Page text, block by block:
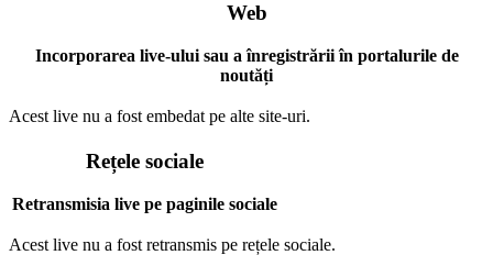
Web
Incorporarea live-ului sau a înregistrării în portalurile de
noutăți
Acest live nu a fost embedat pe alte site-uri.
Rețele sociale
Retransmisia live pe paginile sociale
Acest live nu a fost retransmis pe rețele sociale.